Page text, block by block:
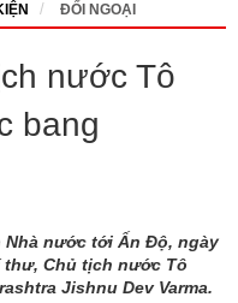
ĐỐI NGOẠI
nước Tô
bang
nước tới Ấn Độ, ngày
thư, Chủ tịch nước Tô
Jishnu Dev Varma.